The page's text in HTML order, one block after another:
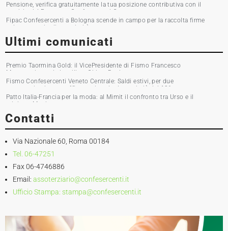
Pensione, verifica gratuitamente la tua posizione contributiva con il
servizio del Patronato Confesercenti Grosseto
Fipac Confesercenti a Bologna scende in campo per la raccolta firme
sul commercio di prossimità
Ultimi comunicati
Premio Taormina Gold: il VicePresidente di Fismo Francesco
Musumeci premia la stilista Chiara Boni
Fismo Confesercenti Veneto Centrale: Saldi estivi, per due
commercianti su tre affluenza in calo. Incassi giù del 10%
Patto Italia-Francia per la moda: al Mimit il confronto tra Urso e il
ministro Martin
Contatti
Via Nazionale 60, Roma 00184
Tel. 06-47251
Fax 06-4746886
Email: assoterziario@confesercenti.it
Ufficio Stampa: stampa@confesercenti.it